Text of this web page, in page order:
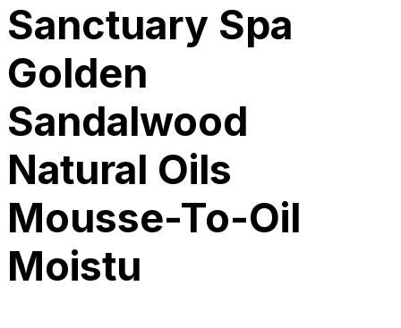
Sanctuary Spa
Golden
Sandalwood
Natural Oils
Mousse-To-Oil
Moistu